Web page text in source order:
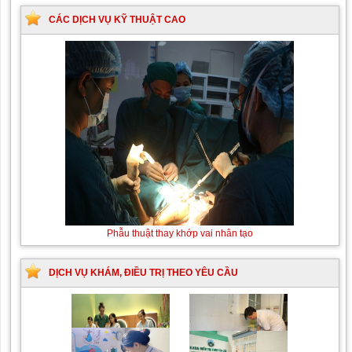
CÁC DỊCH VỤ KỸ THUẬT CAO
Phẫu thuật thay khớp vai nhân tạo
DỊCH VỤ KHÁM, ĐIỀU TRỊ THEO YÊU CẦU